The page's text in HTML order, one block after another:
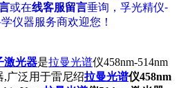
或在线客服留言垂询，孚光精仪-
仪器服务商欢迎您！
激光器是拉曼光谱仪458nm-514nm
,广泛用于雷尼绍拉曼光谱仪458nm